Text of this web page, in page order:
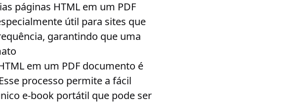
páginas HTML em um PDF
útil para sites que
garantindo que uma
em um PDF documento é
processo permite a fácil
e-book portátil que pode ser